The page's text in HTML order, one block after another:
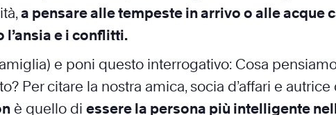
a pensare alle tempeste in arrivo o alle acque
e i conflitti.
e poni questo interrogativo: Cosa
Per citare la nostra amica, socia d’affari e
è quello di essere la persona più intelligente